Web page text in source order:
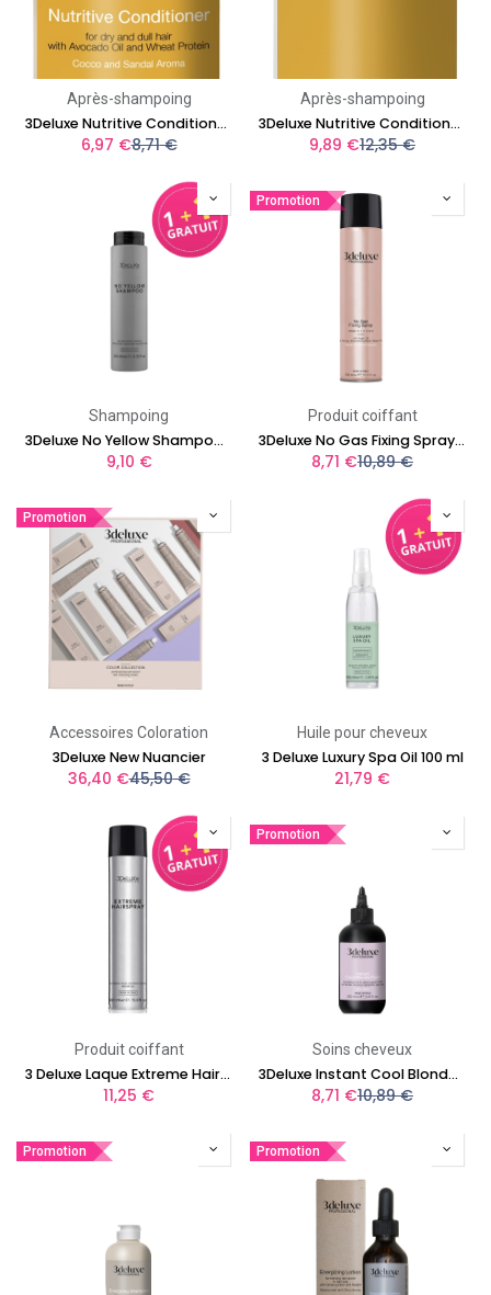
Après-shampoing
3Deluxe Nutritive Conditioner 250ml
6,97 €8,71€
Après-shampoing
3Deluxe Nutritive Conditioner 1000ml
9,89 €12,35€
Shampoing
3Deluxe No Yellow Shampoo 250 ml
9,10 €
Promotion
Produit coiffant
3Deluxe No Gas Fixing Spray 300ml
8,71 €10,89€
Promotion
Accessoires Coloration
3Deluxe New Nuancier
36,40 €45,50€
Huile pour cheveux
3 Deluxe Luxury Spa Oil 100 ml
21,79 €
Produit coiffant
3 Deluxe Laque Extreme Hair Spray 500 ml
11,25 €
Promotion
Soins cheveux
3Deluxe Instant Cool Blonde Fluid 250 ml
8,71 €10,89€
Promotion Promotion